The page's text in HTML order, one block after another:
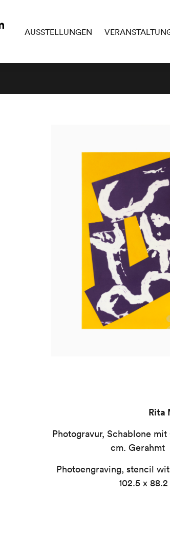
AUSSTELLUNGEN
Rita
Photogravur, Schablone
cm. Gerahmt
Photoengraving, stencil
102.5 x